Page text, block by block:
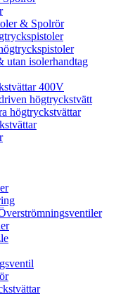
& Spolrör
utan isolerhandtag
400V
högtryckstvätt
högtryckstvättar